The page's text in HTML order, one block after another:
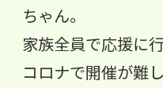
ちゃん。
家族全員で応援に
コロナで開催が難